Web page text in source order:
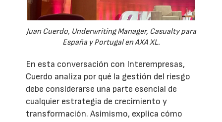
Juan Cuerdo, Underwriting Manager, Casualty para
España y Portugal en AXA XL.
En esta conversación con Interempresas,
Cuerdo analiza por qué la gestión del riesgo
debe considerarse una parte esencial de
cualquier estrategia de crecimiento y
transformación. Asimismo, explica cómo